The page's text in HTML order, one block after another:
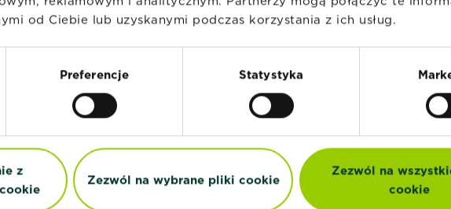
od Ciebie lub uzyskanymi podczas korzystania z ich usług.
Preferencje Statystyka
z
Zezwól na wybrane pliki cookie
Zezwól na
cookie
SIERPNIU